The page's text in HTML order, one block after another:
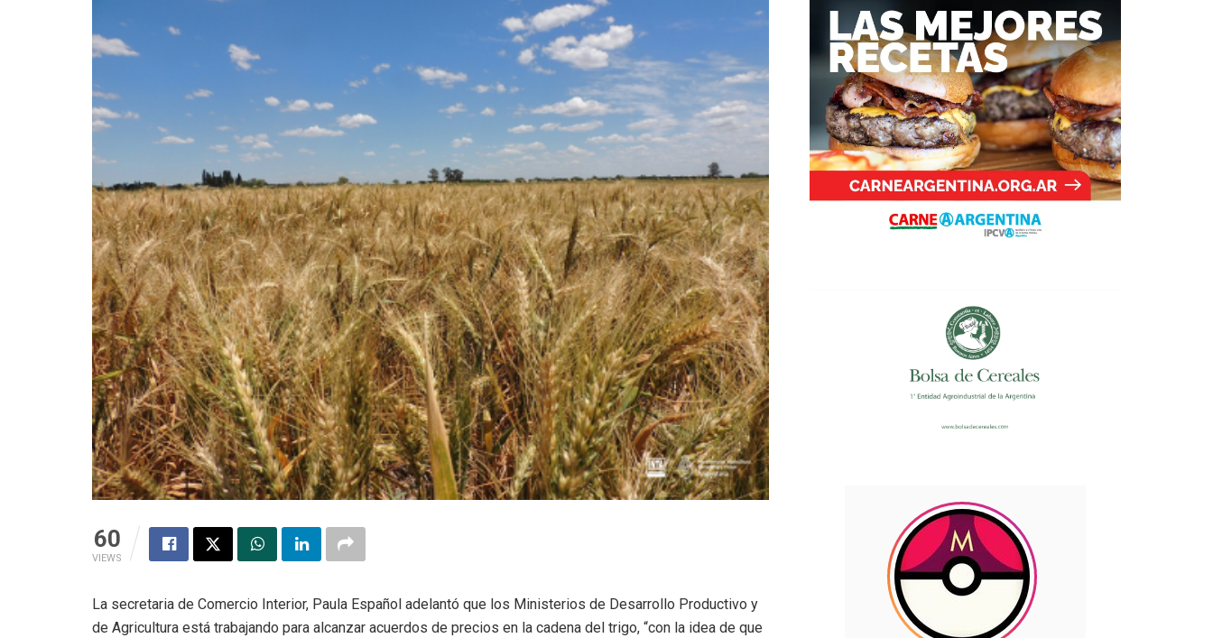
60
VIEWS
La secretaria de Comercio Interior, Paula Español adelantó que los Ministerios de Desarrollo Productivo y
de Agricultura está trabajando para alcanzar acuerdos de precios en la cadena del trigo, “con la idea de que